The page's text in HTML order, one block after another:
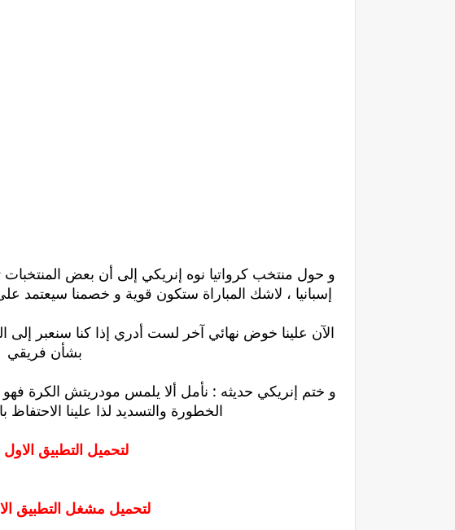
و حول منتخب كرواتيا نوه إنريكي إلى أن بعض
إسبانيا ، لاشك المباراة ستكون قوية و خصمنا سيعتمد
الآن علينا خوض نهائي آخر لست أدري إذا كنا سنعبر إلى
بشأن فريقي
و ختم إنريكي حديثه : نأمل ألا يلمس مودريتش الكرة
الخطورة والتسديد لذا علينا
لتحميل التطبيق
لتحميل مشغل التطبيق